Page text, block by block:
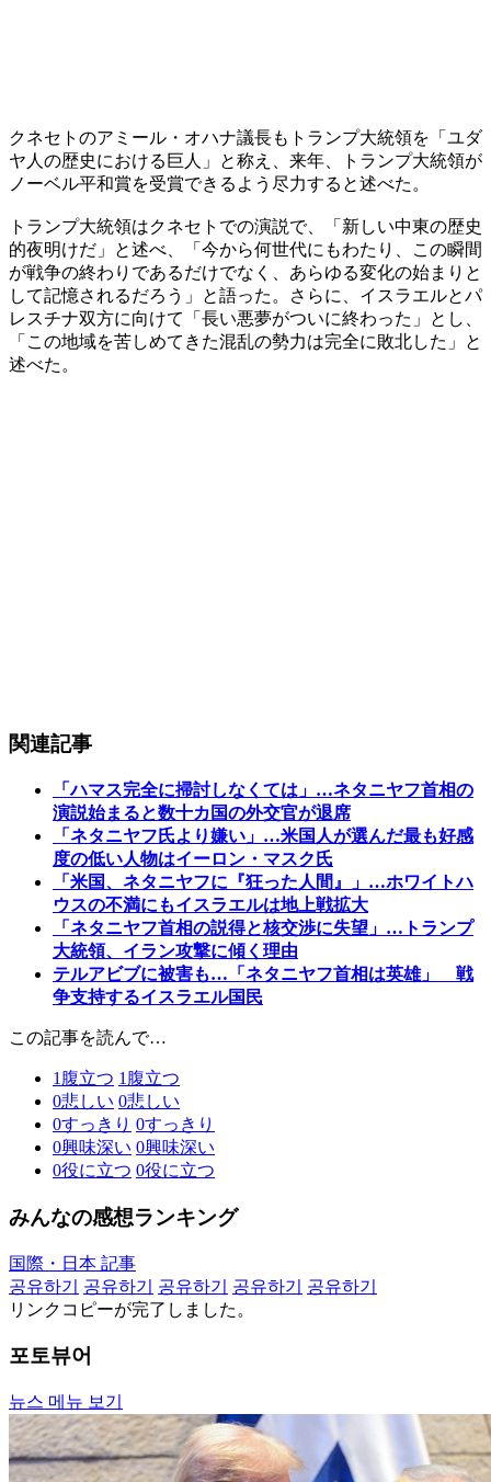
クネセトのアミール・オハナ議長もトランプ大統領を「ユダ
ヤ人の歴史における巨人」と称え、来年、トランプ大統領が
ノーベル平和賞を受賞できるよう尽力すると述べた。
トランプ大統領はクネセトでの演説で、「新しい中東の歴史
的夜明けだ」と述べ、「今から何世代にもわたり、この瞬間
が戦争の終わりであるだけでなく、あらゆる変化の始まりと
して記憶されるだろう」と語った。さらに、イスラエルとパ
レスチナ双方に向けて「長い悪夢がついに終わった」とし、
「この地域を苦しめてきた混乱の勢力は完全に敗北した」と
述べた。
関連記事
「ハマス完全に掃討しなくては」…ネタニヤフ首相の
演説始まると数十カ国の外交官が退席
「ネタニヤフ氏より嫌い」…米国人が選んだ最も好感
度の低い人物はイーロン・マスク氏
「米国、ネタニヤフに『狂った人間』」…ホワイトハ
ウスの不満にもイスラエルは地上戦拡大
「ネタニヤフ首相の説得と核交渉に失望」…トランプ
大統領、イラン攻撃に傾く理由
テルアビブに被害も…「ネタニヤフ首相は英雄」 戦
争支持するイスラエル国民
この記事を読んで…
1 腹立つ 1 腹立つ
0悲しい 0悲しい
0すっきり 0すっきり
0興味深い 0興味深い
0役に立つ 0役に立つ
みんなの感想ランキング
国際・日本 記事
공유하기
공유하기 공유하기 공유하기
공유하기
リンクコピーが完了しました。
포토뷰어
뉴스 메뉴 보기